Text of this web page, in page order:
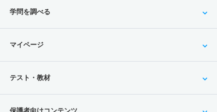
学問を調べる
マイページ
テスト・教材